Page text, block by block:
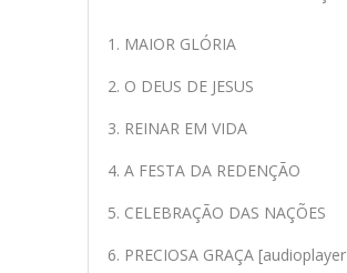
MAIOR GLÓRIA
O DEUS DE JESUS
REINAR EM VIDA
A FESTA DA REDENÇÃO
CELEBRAÇÃO DAS NAÇÕES
PRECIOSA GRAÇA [audioplayer